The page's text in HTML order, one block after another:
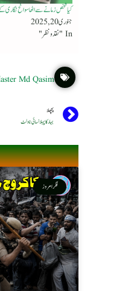
کیا شخص زمانے سے اٹھا سوانح نگاری
جنوری 20, 2025
In "نقد ونظر"
Md Qasim
پچھلا
بہار کا پہلا نسائی ناولٹ
فکر امروز